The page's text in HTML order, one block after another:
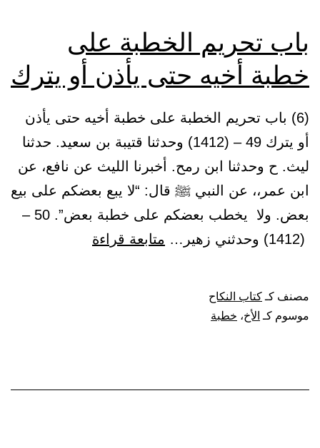
باب تحريم الخطبة على
خطبة أخيه حتى يأذن أو يترك
(6) باب تحريم الخطبة على خطبة أخيه حتى يأذن
أو يترك 49 – (1412) وحدثنا قتيبة بن سعيد. حدثنا
ليث. ح وحدثنا ابن رمح. أخبرنا الليث عن نافع، عن
ابن عمر،، عن النبي ﷺ قال: “لا يبع بعضكم على بيع
بعض. ولا يخطب بعضكم على خطبة بعض”. 50 –
(1412) وحدثني زهير…
متابعة قراءة
مصنف كـ كتاب النكاح
موسوم كـ الأخ، خطبة